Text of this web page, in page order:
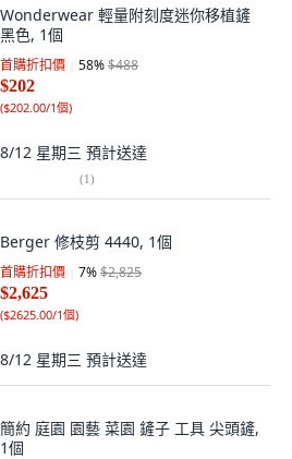
Wonderwear 輕量附刻度迷你移植鏟
黑色, 1個
首購折扣價 58%$488
$202
($202.00/1個)
8/12 星期三 預計送達
(1)
Berger 修枝剪 4440, 1個
首購折扣價 7%$2,825
$2,625
($2625.00/1個)
8/12 星期三 預計送達
簡約 庭園 園藝 菜園 鏟子 工具 尖頭鏟,
1個